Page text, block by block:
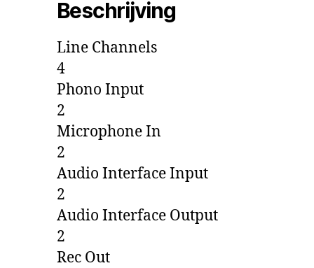
Beschrijving
Line Channels
4
Phono Input
2
Microphone In
2
Audio Interface Input
2
Audio Interface Output
2
Rec Out